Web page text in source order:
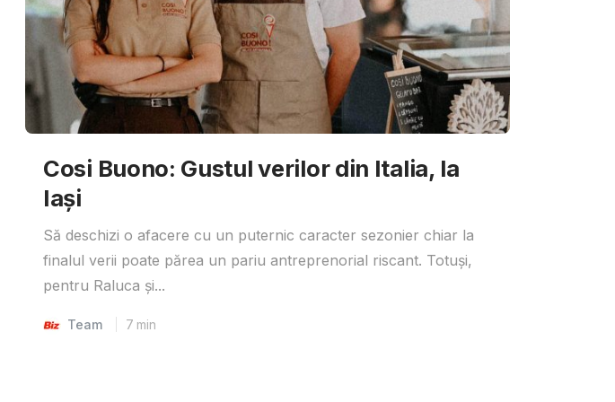
Cosi Buono: Gustul verilor din Italia, la
Iași
Să deschizi o afacere cu un puternic caracter sezonier chiar la
finalul verii poate părea un pariu antreprenorial riscant. Totuși,
pentru Raluca și...
Team 7 min